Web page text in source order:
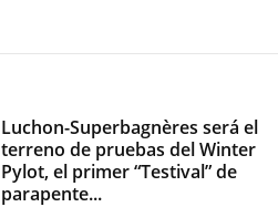
Luchon-Superbagnères será el
terreno de pruebas del Winter
Pylot, el primer “Testival” de
parapente...